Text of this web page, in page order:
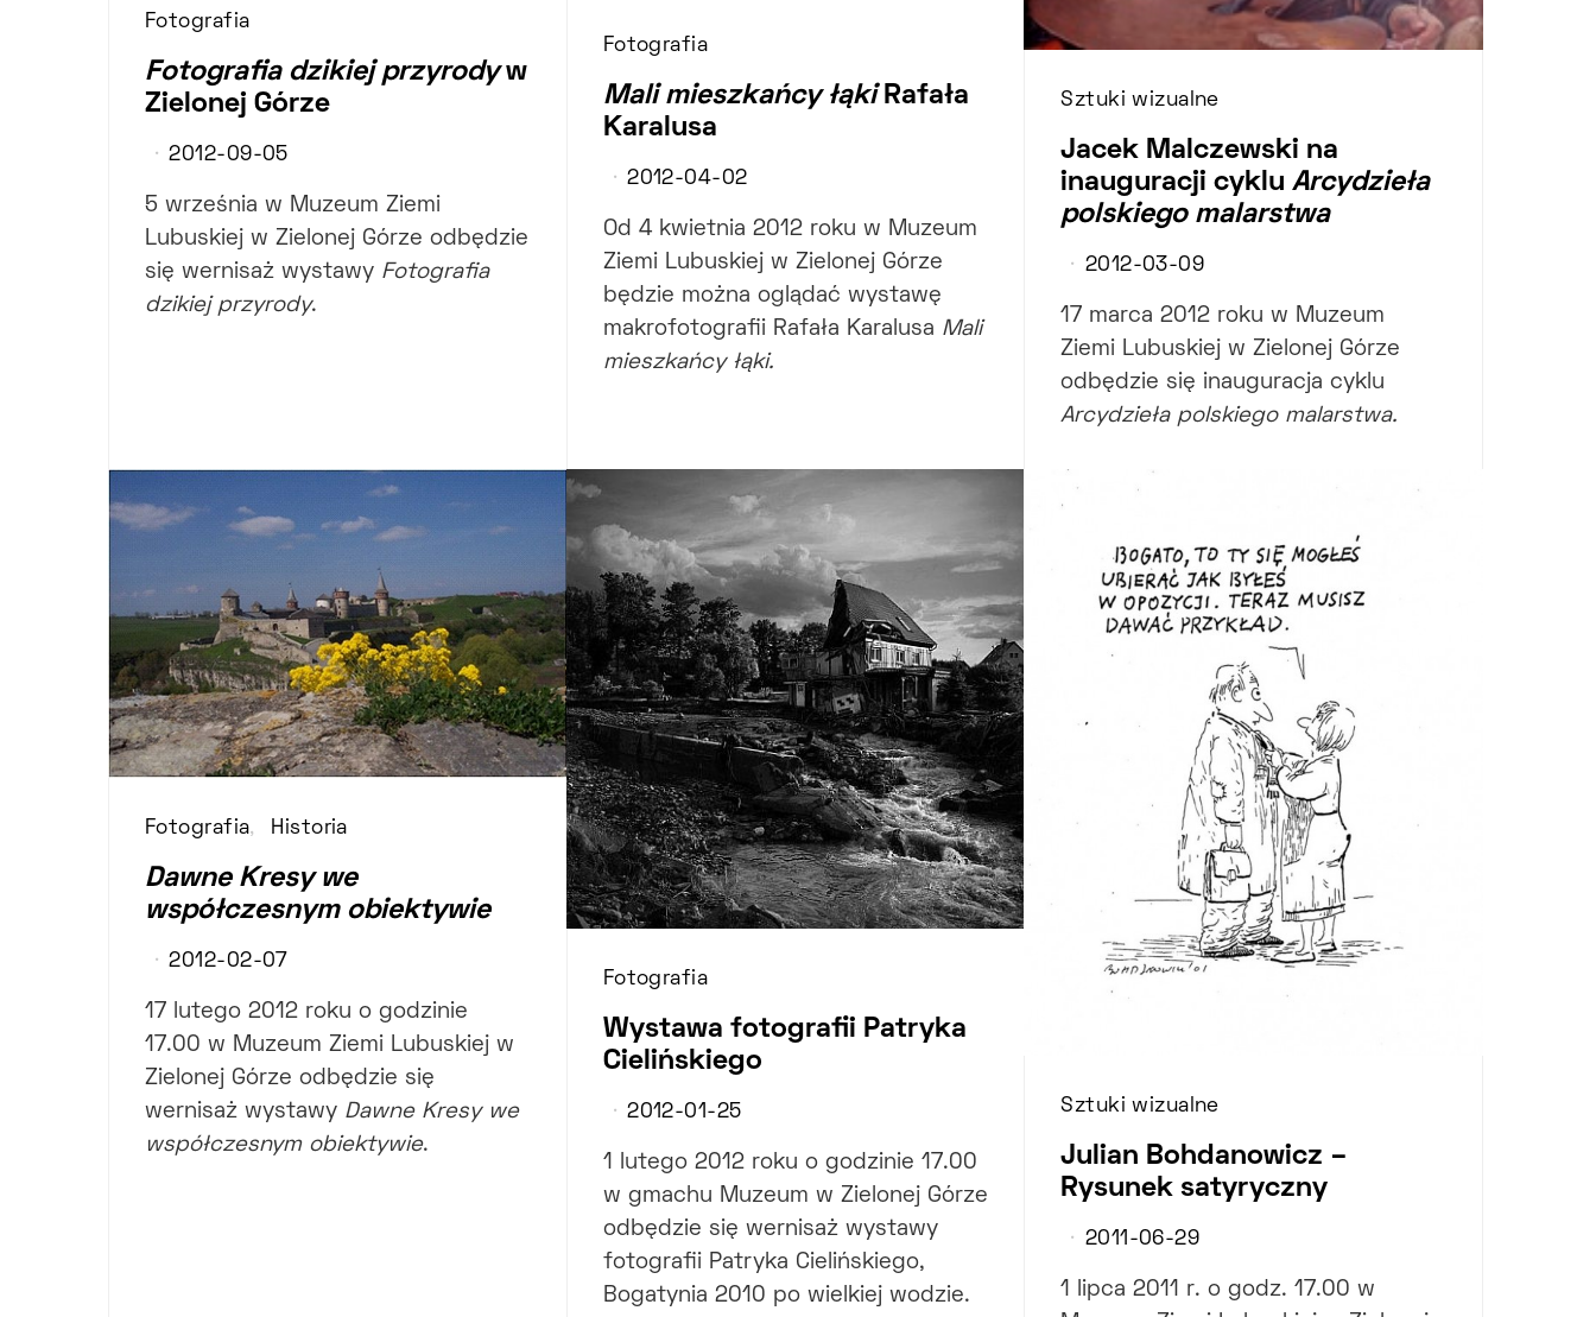
Fotografia
Fotografia dzikiej przyrodyw
Zielonej Górze
2012-09-05
5 września w Muzeum Ziemi
Lubuskiej w Zielonej Górze odbędzie
się wernisaż wystawy Fotografia
dzikiej przyrody.
Fotografia
Mali mieszkańcy łąkiRafała
Karalusa
2012-04-02
Od 4 kwietnia 2012 roku w Muzeum
Ziemi Lubuskiej w Zielonej Górze
będzie można oglądać wystawę
makrofotografii Rafała Karalusa Mali
mieszkańcy łąki.
Sztuki wizualne
Jacek Malczewski na
inauguracji cyklu Arcydzieła
polskiego malarstwa
2012-03-09
17 marca 2012 roku w Muzeum
Ziemi Lubuskiej w Zielonej Górze
odbędzie się inauguracja cyklu
Arcydzieła polskiego malarstwa.
Fotografia Historia
Dawne Kresy we
współczesnym obiektywie
2012-02-07
17 lutego 2012 roku o godzinie
17.00 w Muzeum Ziemi Lubuskiej w
Zielonej Górze odbędzie się
wernisaż wystawy Dawne Kresy we
współczesnym obiektywie.
Fotografia
Wystawa fotografii Patryka
Cielińskiego
2012-01-25
1 lutego 2012 roku o godzinie 17.00
w gmachu Muzeum w Zielonej Górze
odbędzie się wernisaż wystawy
fotografii Patryka Cielińskiego,
Bogatynia 2010 po wielkiej wodzie.
Sztuki wizualne
Julian Bohdanowicz –
Rysunek satyryczny
2011-06-29
1 lipca 2011 r. o godz. 17.00 w